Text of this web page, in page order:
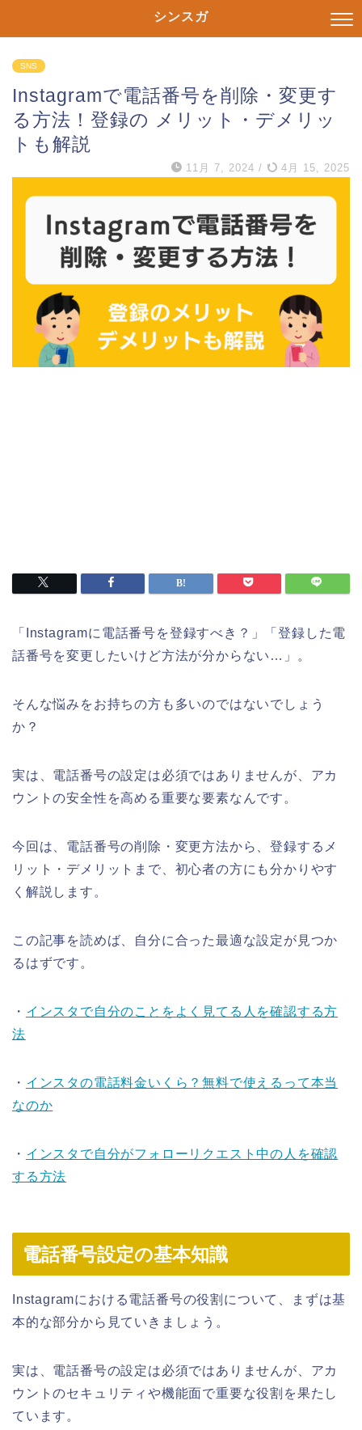
シンスガ
SNS
Instagramで電話番号を削除・変更す
る方法！登録の メリット・デメリッ
トも解説
11月 7, 2024 / 4月 15, 2025
「Instagramに電話番号を登録すべき？」「登録した電
話番号を変更したいけど方法が分からない…」。
そんな悩みをお持ちの方も多いのではないでしょう
か？
実は、電話番号の設定は必須ではありませんが、アカ
ウントの安全性を高める重要な要素なんです。
今回は、電話番号の削除・変更方法から、登録するメ
リット・デメリットまで、初心者の方にも分かりやす
く解説します。
この記事を読めば、自分に合った最適な設定が見つか
るはずです。
・ インスタで自分のことをよく見てる人を確認する方
法
・ インスタの電話料金いくら？無料で使えるって本当
なのか
・ インスタで自分がフォローリクエスト中の人を確認
する方法
電話番号設定の基本知識
Instagramにおける電話番号の役割について、まずは基
本的な部分から見ていきましょう。
実は、電話番号の設定は必須ではありませんが、アカ
ウントのセキュリティや機能面で重要な役割を果たし
ています。